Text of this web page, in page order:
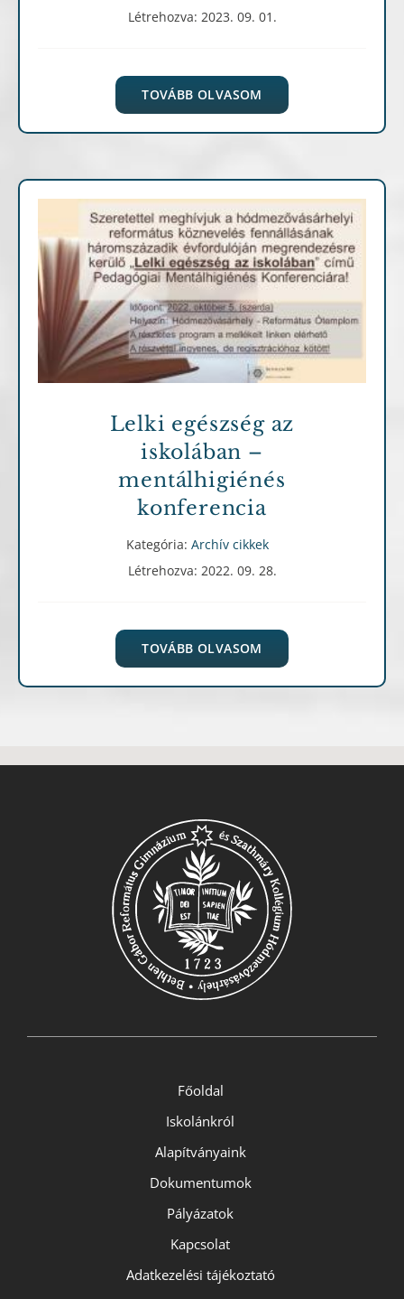
Létrehozva: 2023. 09. 01.
TOVÁBB OLVASOM
Archív cikkek
Lelki egészség az
iskolában –
mentálhigiénés
konferencia
Kategória: Archív cikkek
Létrehozva: 2022. 09. 28.
TOVÁBB OLVASOM
Főoldal
Iskolánkról
Alapítványaink
Dokumentumok
Pályázatok
Kapcsolat
Adatkezelési tájékoztató